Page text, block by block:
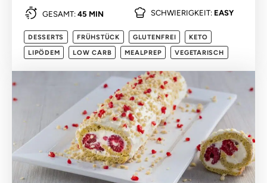
GESAMT: 45 MIN SCHWIERIGKEIT: EASY
DESSERTS FRÜHSTÜCK GLUTENFREI
KETO
LIPÖDEM
LOW CARB MEALPREP VEGETARISCH